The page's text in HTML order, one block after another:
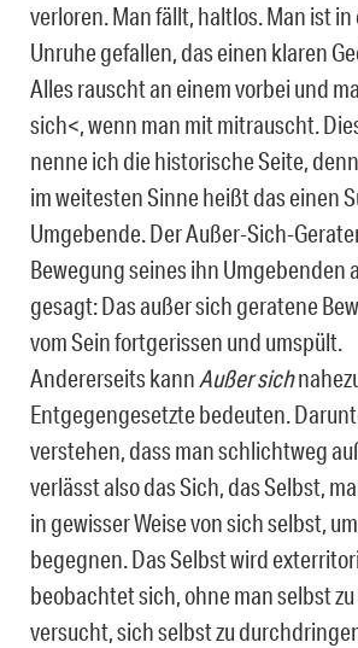
verloren. Man fällt, haltlos. Man ist in
Unruhe gefallen, das einen klaren
Alles rauscht an einem vorbei und
sich<, wenn man mit mitrauscht.
nenne ich die historische Seite,
im weitesten Sinne heißt das einen
Umgebende. Der Außer-Sich-
Bewegung seines ihn Umgebenden
gesagt: Das außer sich geratene
vom Sein fortgerissen und umspült.
Andererseits kann Außer sich
Entgegengesetzte bedeuten.
verstehen, dass man schlichtweg
verlässt also das Sich, das Selbst,
in gewisser Weise von sich selbst,
begegnen. Das Selbst wird
beobachtet sich, ohne man selbst
versucht, sich selbst zu